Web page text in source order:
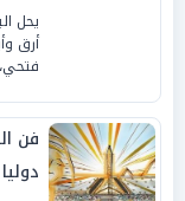
يحل
أرق
فن